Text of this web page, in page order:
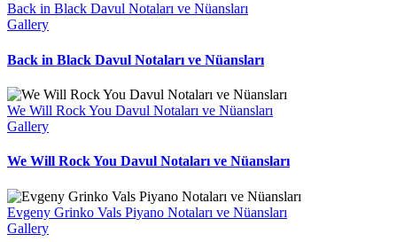
Back in Black Davul Notaları ve Nüansları
Gallery
Back in Black Davul Notaları ve Nüansları
We Will Rock You Davul Notaları ve Nüansları
Gallery
We Will Rock You Davul Notaları ve Nüansları
Evgeny Grinko Vals Piyano Notaları ve Nüansları
Gallery